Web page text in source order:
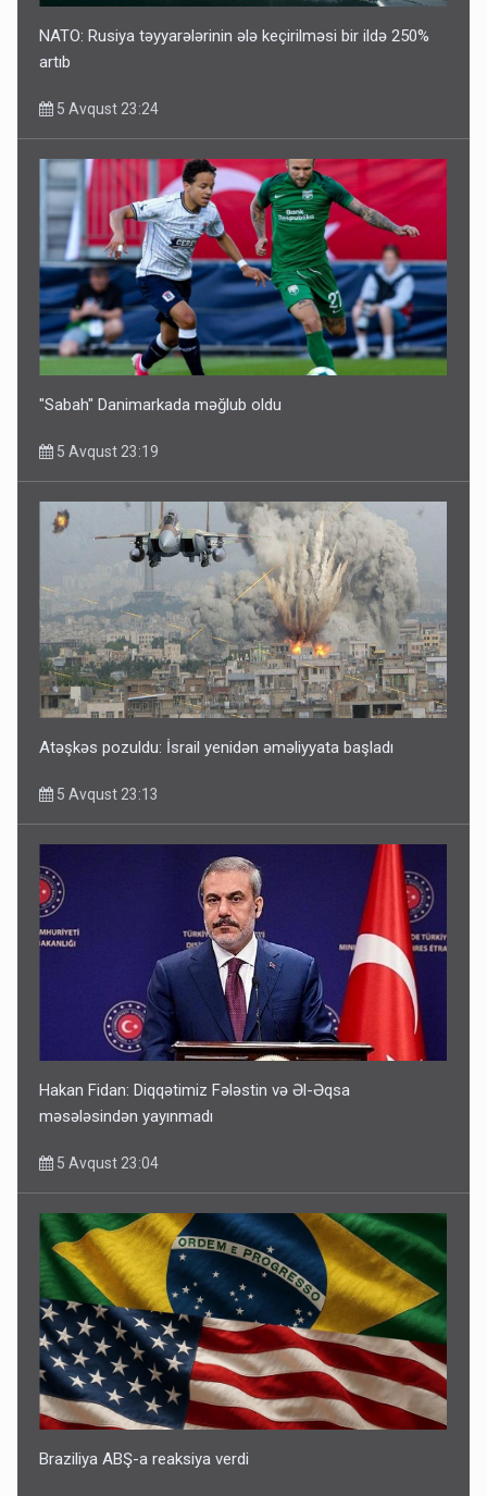
NATO: Rusiya təyyarələrinin ələ keçirilməsi bir ildə 250%
artıb
5 Avqust 23:24
"Sabah" Danimarkada məğlub oldu
5 Avqust 23:19
Atəşkəs pozuldu: İsrail yenidən əməliyyata başladı
5 Avqust 23:13
Hakan Fidan: Diqqətimiz Fələstin və Əl-Əqsa
məsələsindən yayınmadı
5 Avqust 23:04
Braziliya ABŞ-a reaksiya verdi